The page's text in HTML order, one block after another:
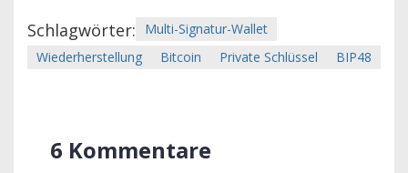
Schlagwörter:
Multi-Signatur-Wallet
Wiederherstellung
Bitcoin Private Schlüssel BIP48
6 Kommentare